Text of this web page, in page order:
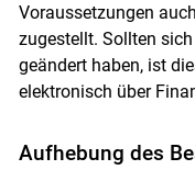
Voraussetzungen
zugestellt. Sollten
geändert haben, ist
elektronisch über
Aufhebung des